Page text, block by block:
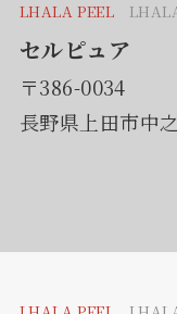
LHALA PEEL
セルピュア
〒386-0034
長野県上田市中